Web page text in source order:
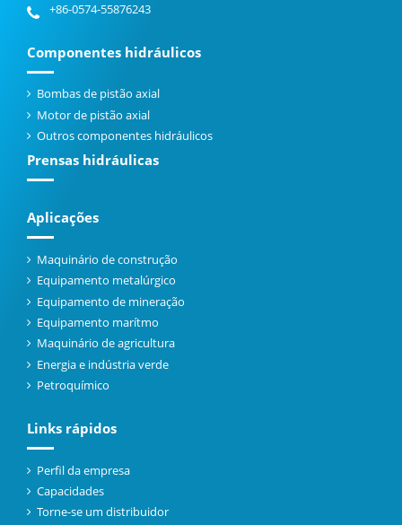
+86-0574-55876243
Componentes hidráulicos
Bombas de pistão axial
Motor de pistão axial
Outros componentes hidráulicos
Prensas hidráulicas
Aplicações
Maquinário de construção
Equipamento metalúrgico
Equipamento de mineração
Equipamento marítmo
Maquinário de agricultura
Energia e indústria verde
Petroquímico
Links rápidos
Perfil da empresa
Capacidades
Torne-se um distribuidor